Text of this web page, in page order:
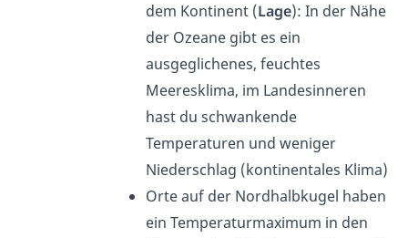
dem Kontinent (Lage): In der Nähe
der Ozeane gibt es ein
ausgeglichenes, feuchtes
Meeresklima, im Landesinneren
hast du schwankende
Temperaturen und weniger
Niederschlag (kontinentales Klima)
Orte auf der Nordhalbkugel haben
ein Temperaturmaximum in den